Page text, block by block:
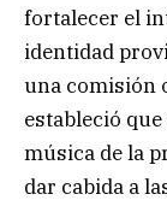
fortalecer el
identidad
una comisión
estableció
música de la
dar cabida a